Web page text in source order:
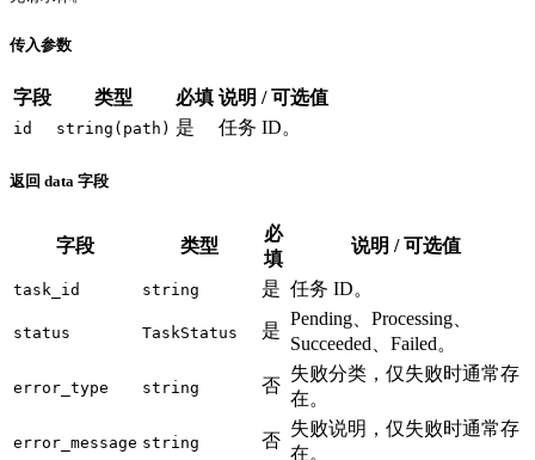
传入参数
字段 类型 必填 说明 / 可选值
id string(path) 是 任务 ID。
返回 data 字段
字段 类型
必
填
说明 / 可选值
task_id string 是 任务 ID。
status TaskStatus 是
Pending、Processing、
Succeeded、Failed。
error_type string 否
失败分类，仅失败时通常存
在。
error_message string 否
失败说明，仅失败时通常存
在。